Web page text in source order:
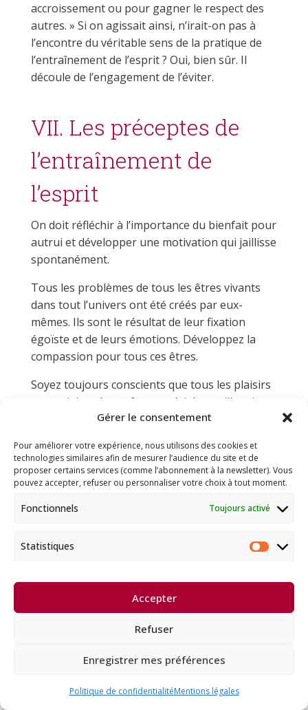
Gérer le consentement
Pour améliorer votre expérience, nous utilisons des cookies et
technologies similaires afin de mesurer l’audience du site et de
proposer certains services (comme l’abonnement à la newsletter). Vous
pouvez accepter, refuser ou personnaliser votre choix à tout moment.
Fonctionnels Toujours activé
Statistiques
Accepter
Refuser
Enregistrer mes préférences
Politique de confidentialitéMentions légales
accroissement ou pour gagner le respect des
autres. » Si on agissait ainsi, n’irait-on pas à
l’encontre du véritable sens de la pratique de
l’entraînement de l’esprit ? Oui, bien sûr. Il
découle de l’engagement de l’éviter.
VII. Les préceptes de
l’entraînement de
l’esprit
On doit réfléchir à l’importance du bienfait pour
autrui et développer une motivation qui jaillisse
spontanément.
Tous les problèmes de tous les êtres vivants
dans tout l’univers ont été créés par eux-
mêmes. Ils sont le résultat de leur fixation
égoïste et de leurs émotions. Développez la
compassion pour tous ces êtres.
Soyez toujours conscients que tous les plaisirs
sensoriels et le confort matériel sont illusoires
et de la nature du rêve, dénués de sens et
que ce soit est néfaste.
Quelles que soient les idées ou émotions
commencez par en être conscients dès leur
abandonner. Enfin, neutralisez-les si elles
Réjouissez-vous de la nécessité de vous
entraîner à la vertu. Soyez heureux de
pratiquer des actions vertueuses et de créer les
d’actions vertueuses. Vous savez maintenant
humaine, alors ne pensez pas que la vie n’a pas